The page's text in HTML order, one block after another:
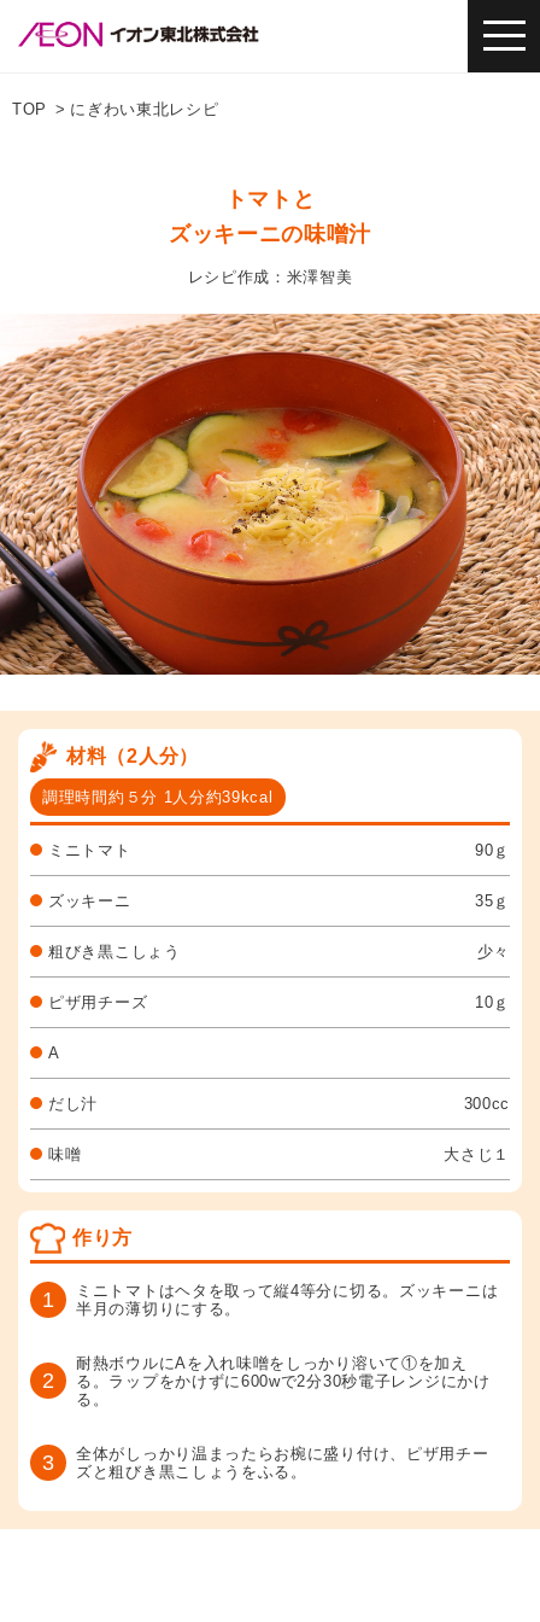
TOP にぎわい東北レシピ
トマトと
ズッキーニの味噌汁
レシピ作成：米澤智美
材料（2人分）
調理時間約５分 1人分約39kcal
ミニトマト 90ｇ
ズッキーニ 35ｇ
粗びき黒こしょう 少々
ピザ用チーズ 10ｇ
A
だし汁 300cc
味噌 大さじ１
作り方
1
ミニトマトはヘタを取って縦4等分に切る。ズッキーニは
半月の薄切りにする。
2
耐熱ボウルにAを入れ味噌をしっかり溶いて①を加え
る。ラップをかけずに600wで2分30秒電子レンジにかけ
る。
3
全体がしっかり温まったらお椀に盛り付け、ピザ用チー
ズと粗びき黒こしょうをふる。